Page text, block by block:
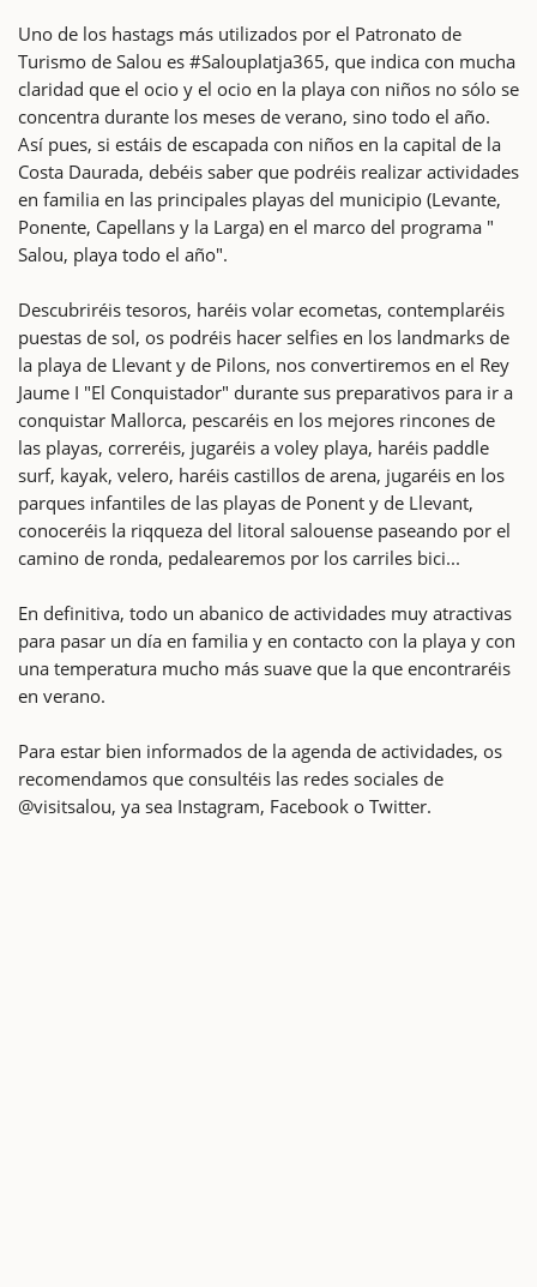
Uno de los hastags más utilizados por el Patronato de
Turismo de Salou es #Salouplatja365, que indica con mucha
claridad que el ocio y el ocio en la playa con niños no sólo se
concentra durante los meses de verano, sino todo el año.
Así pues, si estáis de escapada con niños en la capital de la
Costa Daurada, debéis saber que podréis realizar actividades
en familia en las principales playas del municipio (Levante,
Ponente, Capellans y la Larga) en el marco del programa "
Salou, playa todo el año".
Descubriréis tesoros, haréis volar ecometas, contemplaréis
puestas de sol, os podréis hacer selfies en los landmarks de
la playa de Llevant y de Pilons, nos convertiremos en el Rey
Jaume I "El Conquistador" durante sus preparativos para ir a
conquistar Mallorca, pescaréis en los mejores rincones de
las playas, correréis, jugaréis a voley playa, haréis paddle
surf, kayak, velero, haréis castillos de arena, jugaréis en los
parques infantiles de las playas de Ponent y de Llevant,
conoceréis la riqqueza del litoral salouense paseando por el
camino de ronda, pedalearemos por los carriles bici...
En definitiva, todo un abanico de actividades muy atractivas
para pasar un día en familia y en contacto con la playa y con
una temperatura mucho más suave que la que encontraréis
en verano.
Para estar bien informados de la agenda de actividades, os
recomendamos que consultéis las redes sociales de
@visitsalou, ya sea Instagram, Facebook o Twitter.